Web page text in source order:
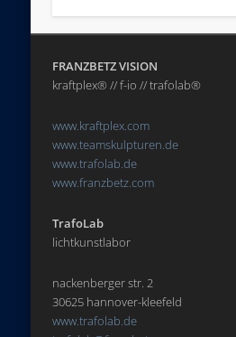
FRANZBETZ VISION
kraftplex® // f-io // trafolab®
www.kraftplex.com
www.teamskulpturen.de
www.trafolab.de
www.franzbetz.com
TrafoLab
lichtkunstlabor
nackenberger str. 2
30625 hannover-kleefeld
www.trafolab.de